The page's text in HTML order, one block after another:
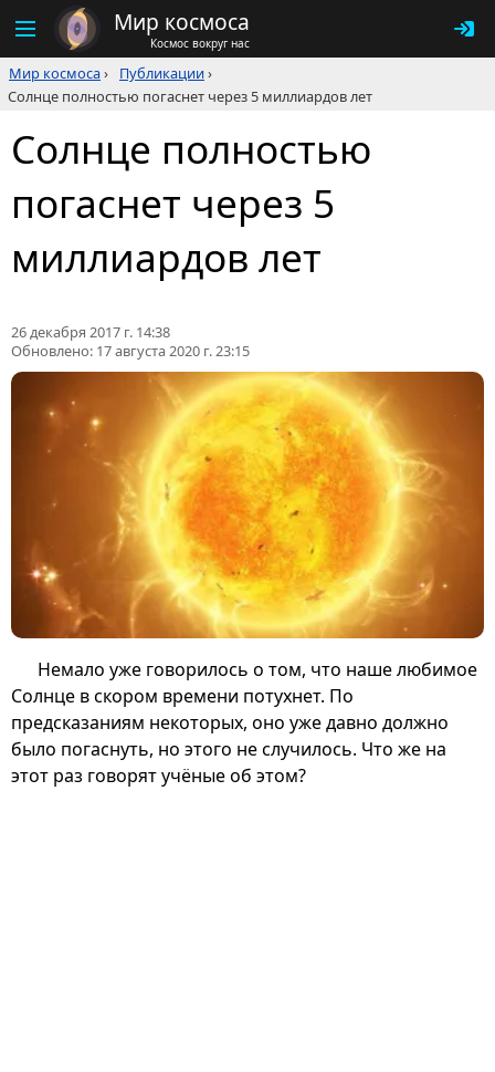
Мир космоса
Космос вокруг нас
Мир космоса› Публикации›
Солнце полностью погаснет через 5 миллиардов лет
Солнце полностью
погаснет через 5
миллиардов лет
26 декабря 2017 г. 14:38
Обновлено: 17 августа 2020 г. 23:15
Немало уже говорилось о том, что наше любимое
Солнце в скором времени потухнет. По
предсказаниям некоторых, оно уже давно должно
было погаснуть, но этого не случилось. Что же на
этот раз говорят учёные об этом?